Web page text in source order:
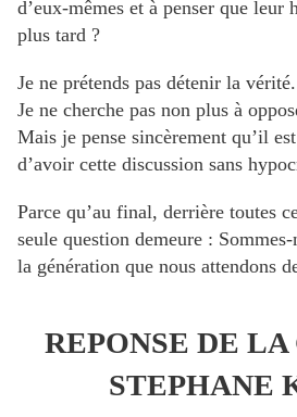
d’eux-mêmes et à penser que leur
plus tard ?
Je ne prétends pas détenir la vérité.
Je ne cherche pas non plus à
Mais je pense sincèrement qu’il
d’avoir cette discussion sans
Parce qu’au final, derrière toutes
seule question demeure :
la génération que nous attendons
REPONSE DE
STEPHANE